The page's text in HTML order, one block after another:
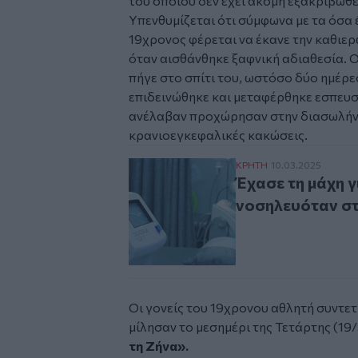
Υπενθυμίζεται ότι σύμφωνα με τα όσα
19χρονος φέρεται να έκανε την
όταν αισθάνθηκε ξαφνική
πήγε στο σπίτι του, ωστόσο δύο
επιδεινώθηκε και μεταφέρθηκε
ανέλαβαν προχώρησαν στην
κρανιοεγκεφαλικές κακώσεις.
Έχασε τη μάχη για
ΚΡΗΤΗ 10.03.2025
Έχασε τη μάχη
νοσηλευόταν
Οι γονείς του 19χρονου αθλητή
μίλησαν το μεσημέρι της Τετάρτης
τη Ζήνα».